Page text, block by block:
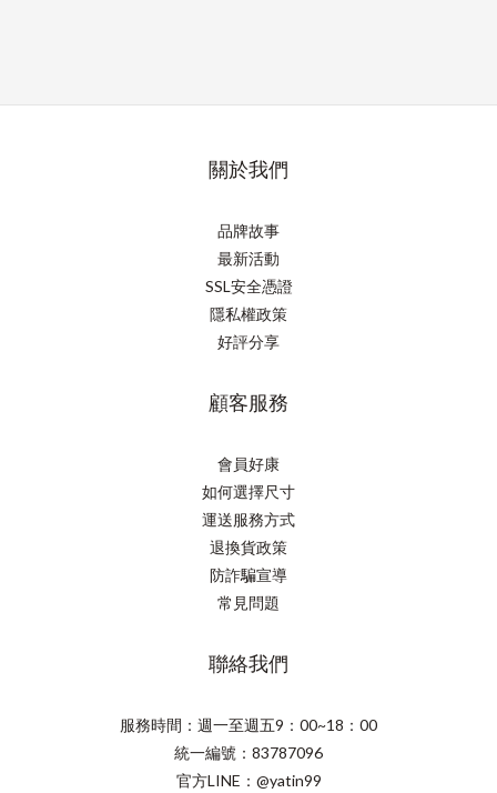
關於我們
品牌故事
最新活動
SSL安全憑證
隱私權政策
好評分享
顧客服務
會員好康
如何選擇尺寸
運送服務方式
退換貨政策
防詐騙宣導
常見問題
聯絡我們
服務時間：週一至週五9：00~18：00
統一編號：83787096
官方LINE：@yatin99